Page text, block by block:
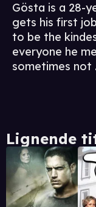
Gösta is a 28-
gets his first
to be the
everyone he
sometimes not
Lignende